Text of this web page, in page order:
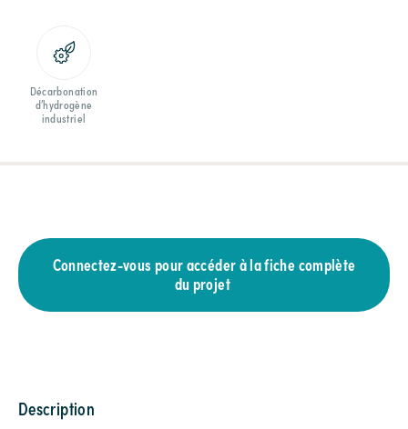
Décarbonation
d’hydrogène
industriel
Connectez-vous pour accéder à la fiche complète
du projet
Description